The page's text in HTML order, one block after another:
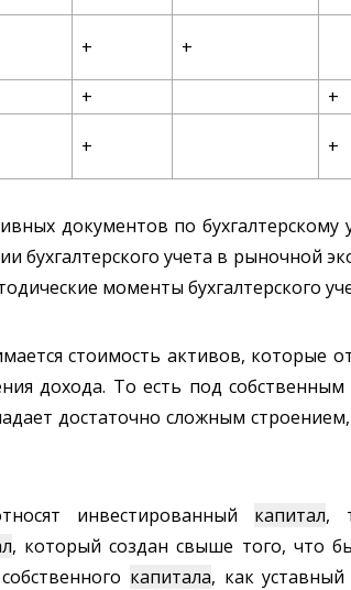
+ +
+ +
+ +
документов по
бухгалтерского учета в рыночной
моменты бухгалтерского
стоимость активов, которые
дохода. То есть под собственным
достаточно сложным
инвестированный капитал,
, который создан свыше того, что
капитала, как уставный